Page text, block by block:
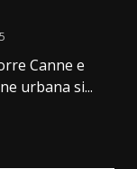
Canne e
urbana si...